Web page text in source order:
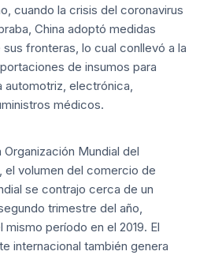
cuando la crisis del coronavirus
China adoptó medidas
fronteras, lo cual conllevó a la
de insumos para
automotriz, electrónica,
médicos.
Mundial del
el volumen del comercio de
se contrajo cerca de un
trimestre del año,
período en el 2019. El
internacional también genera